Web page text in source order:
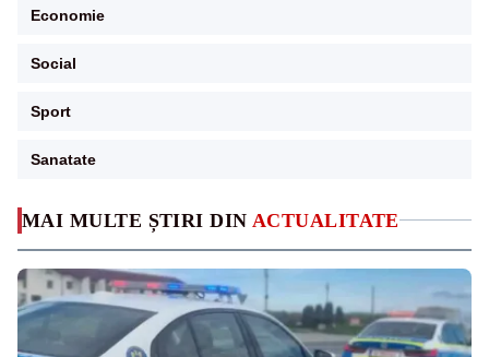
MAI MULTE ȘTIRI DIN ACTUALITATE
Economie
Social
Sport
Sanatate